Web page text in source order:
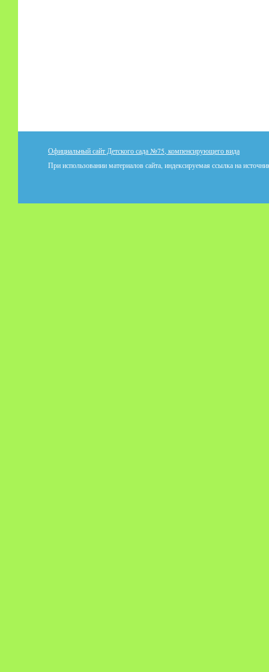
Официальный сайт Детского сада №75, компенсирующего вида
При использовании материалов сайта, индексируемая ссылка на